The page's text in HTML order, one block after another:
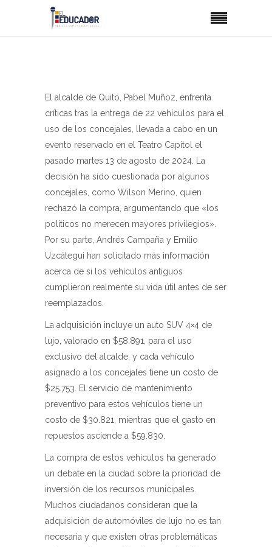
El alcalde de Quito, Pabel Muñoz, enfrenta
críticas tras la entrega de 22 vehículos para el
uso de los concejales, llevada a cabo en un
evento reservado en el Teatro Capitol el
pasado martes 13 de agosto de 2024. La
decisión ha sido cuestionada por algunos
concejales, como Wilson Merino, quien
rechazó la compra, argumentando que «los
políticos no merecen mayores privilegios».
Por su parte, Andrés Campaña y Emilio
Uzcátegui han solicitado más información
acerca de si los vehículos antiguos
cumplieron realmente su vida útil antes de ser
reemplazados.
La adquisición incluye un auto SUV 4×4 de
lujo, valorado en $58.891, para el uso
exclusivo del alcalde, y cada vehículo
asignado a los concejales tiene un costo de
$25.753. El servicio de mantenimiento
preventivo para estos vehículos tiene un
costo de $30.821, mientras que el gasto en
repuestos asciende a $59.830.
La compra de estos vehículos ha generado
un debate en la ciudad sobre la prioridad de
inversión de los recursos municipales.
Muchos ciudadanos consideran que la
adquisición de automóviles de lujo no es tan
necesaria y que existen otras problemáticas